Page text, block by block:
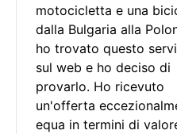
motocicletta e una
dalla Bulgaria alla
ho trovato questo
sul web e ho deciso di
provarlo. Ho ricevuto
un'offerta
equa in termini di